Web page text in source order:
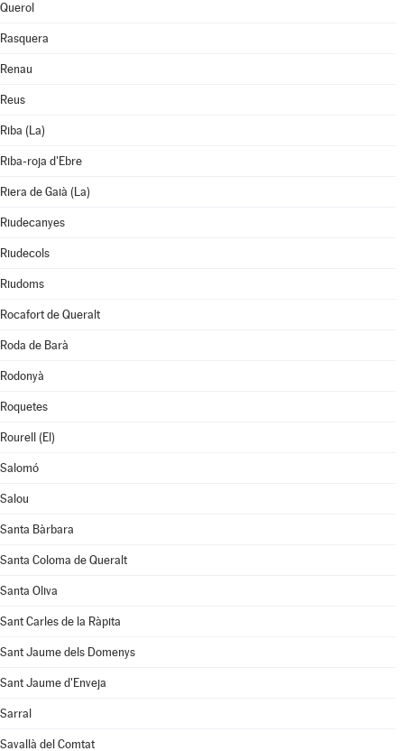
Querol
Rasquera
Renau
Reus
Riba (La)
Riba-roja d'Ebre
Riera de Gaià (La)
Riudecanyes
Riudecols
Riudoms
Rocafort de Queralt
Roda de Barà
Rodonyà
Roquetes
Rourell (El)
Salomó
Salou
Santa Bàrbara
Santa Coloma de Queralt
Santa Oliva
Sant Carles de la Ràpita
Sant Jaume dels Domenys
Sant Jaume d'Enveja
Sarral
Savallà del Comtat